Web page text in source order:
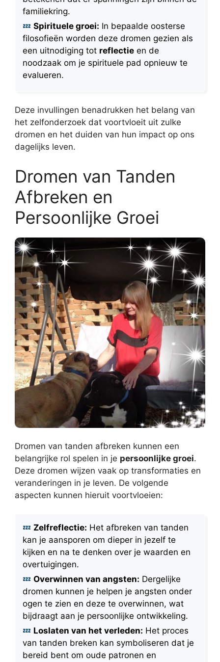
familiekring.
Spirituele groei: In bepaalde oosterse
filosofieën worden deze dromen gezien als
een uitnodiging tot reflectie en de
noodzaak om je spirituele pad opnieuw te
evalueren.
Deze invullingen benadrukken het belang van
het zelfonderzoek dat voortvloeit uit zulke
dromen en het duiden van hun impact op ons
dagelijks leven.
Dromen van Tanden
Afbreken en
Persoonlijke Groei
Dromen van tanden afbreken kunnen een
belangrijke rol spelen in je persoonlijke groei.
Deze dromen wijzen vaak op transformaties en
veranderingen in je leven. De volgende
aspecten kunnen hieruit voortvloeien:
Zelfreflectie: Het afbreken van tanden
kan je aansporen om dieper in jezelf te
kijken en na te denken over je waarden en
overtuigingen.
Overwinnen van angsten: Dergelijke
dromen kunnen je helpen je angsten onder
ogen te zien en deze te overwinnen, wat
bijdraagt aan je persoonlijke ontwikkeling.
Loslaten van het verleden: Het proces
van tanden breken kan symboliseren dat je
bereid bent om oude patronen en